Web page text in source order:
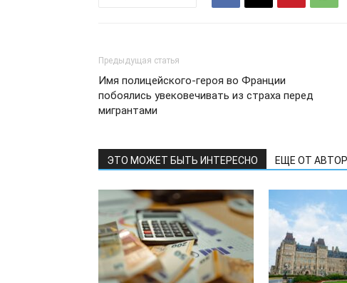
Предыдущая статья
Имя полицейского-героя во Франции
побоялись увековечивать из страха перед
мигрантами
ЭТО МОЖЕТ БЫТЬ ИНТЕРЕСНО ЕЩЕ ОТ